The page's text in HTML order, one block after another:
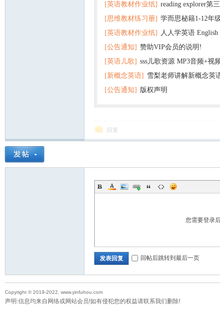
+英语
[英语教材作业纸] reading explorer第
+音频 百度云网盘下载
[思维教材练习册] 学而思秘籍1-12年
子版PDF全册 百度网盘
[英语教材作业纸] 人人学英语
版pdf 百度网盘下载
[公告通知] 赞助VIP会员的说明!
[英语儿歌] sss儿歌资源 MP3音频+视
百度云网盘下载
[新概念英语] 雪梨老师讲解新概念英
[公告通知] 版权声明
回复
您需要登录
发表回复 回帖后跳转到最后一页
Copyright © 2019-2022, www.yinfuhou.com
声明:信息均来自网络或网站会员!如有侵犯您的权益请联系我们删除!